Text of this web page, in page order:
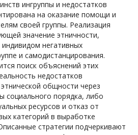
ингруппы и недостатков
на оказание помощи и
своей группы. Реализация
значение этничности,
негативных
и самодистанцирования.
поиск объяснений этих
недостатков
общности через
социального порядка, либо
ресурсов и отказ от
категорий в выработке
стратегии подчеркивают